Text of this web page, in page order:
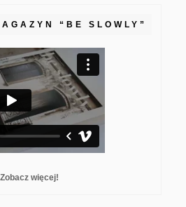
“BE SLOWLY”
Zobacz więcej!